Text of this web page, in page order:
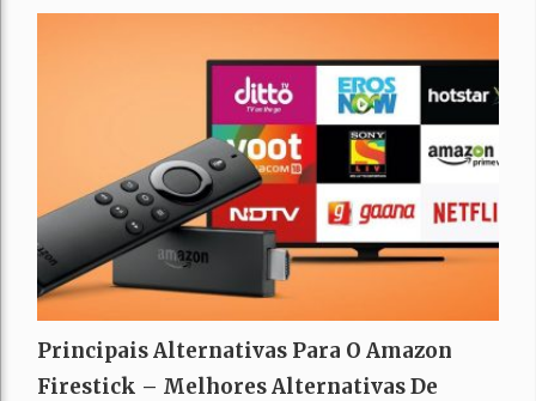
Principais Alternativas Para O Amazon
Firestick – Melhores Alternativas De